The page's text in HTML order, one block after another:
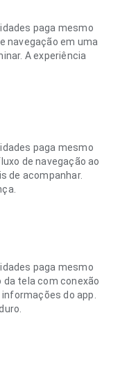
paga mesmo
navegação em uma
A experiência
paga mesmo
de navegação ao
de acompanhar.
paga mesmo
tela com conexão
do app.